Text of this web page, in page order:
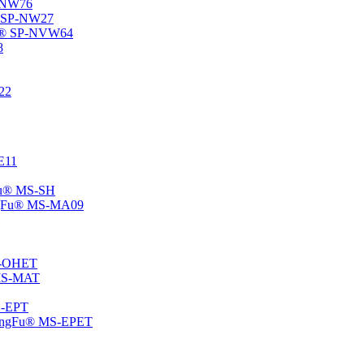
NW27
SP-NVW64
MS-SH
MS-MA09
OHET
MAT
EPT
MS-EPET